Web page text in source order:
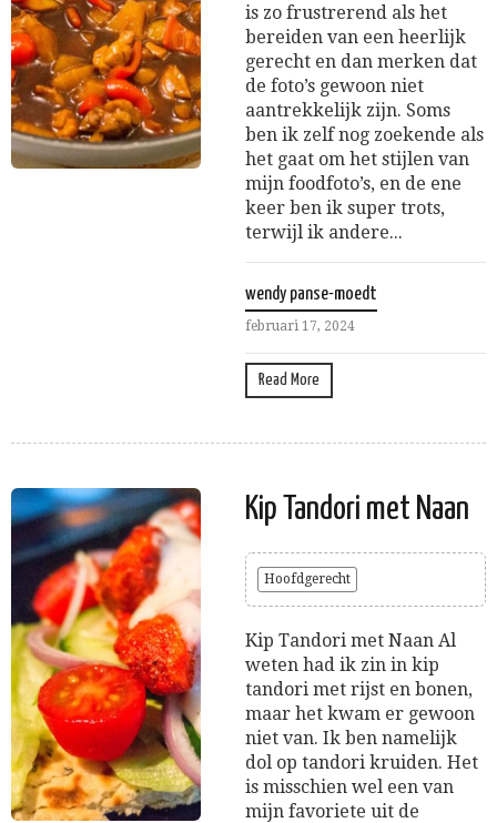
is zo frustrerend als het
bereiden van een heerlijk
gerecht en dan merken dat
de foto’s gewoon niet
aantrekkelijk zijn. Soms
ben ik zelf nog zoekende als
het gaat om het stijlen van
mijn foodfoto’s, en de ene
keer ben ik super trots,
terwijl ik andere...
wendy panse-moedt
februari 17, 2024
Read More
Kip Tandori met Naan
Hoofdgerecht
Kip Tandori met Naan Al
weten had ik zin in kip
tandori met rijst en bonen,
maar het kwam er gewoon
niet van. Ik ben namelijk
dol op tandori kruiden. Het
is misschien wel een van
mijn favoriete uit de